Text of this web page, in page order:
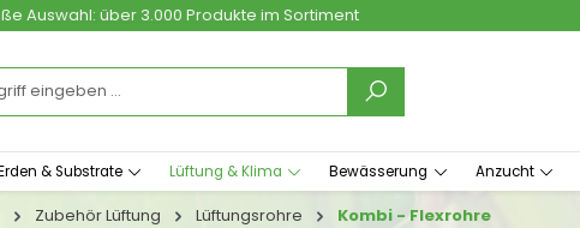
Auswahl: über 3.000 Produkte im Sortiment
& Substrate Lüftung & Klima Bewässerung Anzucht
Zubehör Lüftung Lüftungsrohre Kombi - Flexrohre